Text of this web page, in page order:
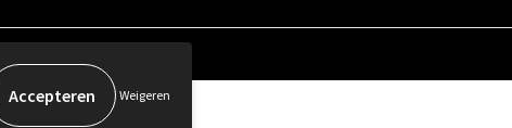
Weigeren